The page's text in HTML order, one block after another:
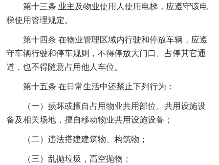
第十三条 业主及物业使用人使用电梯，应遵守该电
梯使用管理规定。
第十四条 在物业管理区域内行驶和停放车辆，应遵
守车辆行驶和停车规则，不得停放大门口、占停其它通
道，也不得随意占用他人车位。
第十五条 在日常生活中还禁止下列行为：
（一）损坏或擅自占用物业共用部位、共用设施设
备及相关场地，擅自移动物业共用设施设备；
（二）违法搭建建筑物、构筑物；
（三）乱抛垃圾，高空抛物；